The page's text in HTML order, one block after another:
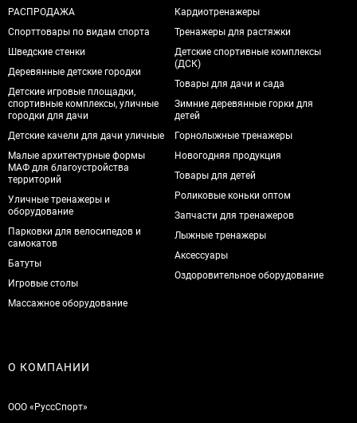
РАСПРОДАЖА
Спорттовары по видам спорта
Шведские стенки
Деревянные детские городки
Детские игровые площадки,
спортивные комплексы, уличные
городки для дачи
Детские качели для дачи уличные
Малые архитектурные формы
МАФ для благоустройства
территорий
Уличные тренажеры и
оборудование
Парковки для велосипедов и
самокатов
Батуты
Игровые столы
Массажное оборудование
Кардиотренажеры
Тренажеры для растяжки
Детские спортивные комплексы
(ДСК)
Товары для дачи и сада
Зимние деревянные горки для
детей
Горнолыжные тренажеры
Новогодняя продукция
Товары для детей
Роликовые коньки оптом
Запчасти для тренажеров
Лыжные тренажеры
Аксессуары
Оздоровительное оборудование
О КОМПАНИИ
ООО «РуссСпорт»